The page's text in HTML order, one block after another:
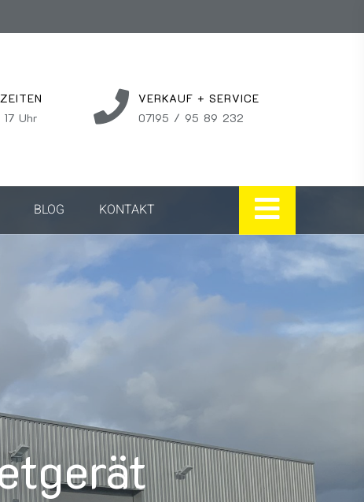
Uhr
VERKAUF + SERVICE
07195 / 95 89 232
BLOG KONTAKT